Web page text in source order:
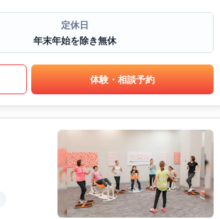
定休日
年末年始を除き無休
体験・相談予約